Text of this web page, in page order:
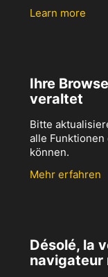
Learn more
Ihre
veraltet
Bitte
alle
können.
Mehr erfahren
Désolé, la
navigateur